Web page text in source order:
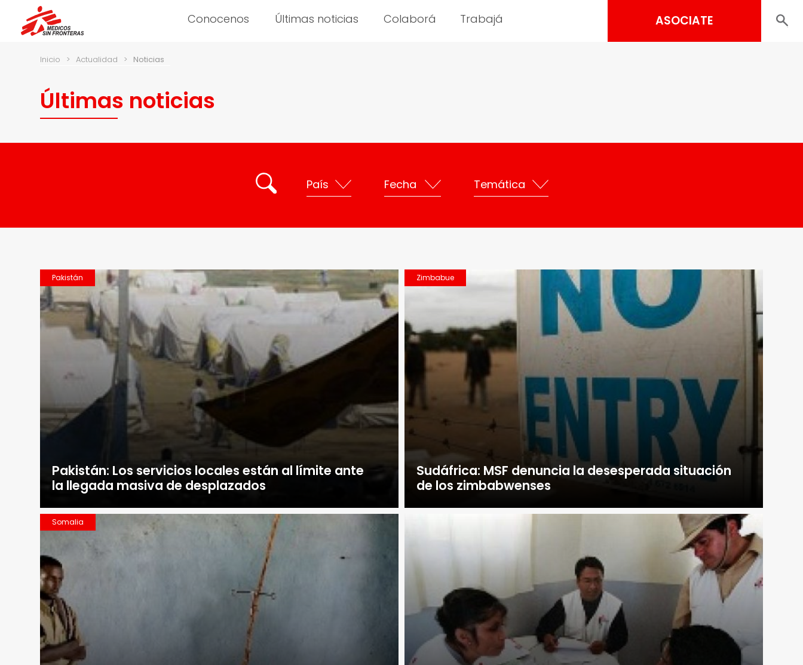
Conocenos Últimas noticias Colaborá Trabajá ASOCIATE
Inicio > Actualidad > Noticias
Últimas noticias
Pakistán
Pakistán: Los servicios locales están al límite ante
la llegada masiva de desplazados
Zimbabue
Sudáfrica: MSF denuncia la desesperada situación
de los zimbabwenses
Somalia